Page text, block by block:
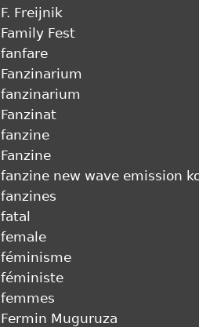
F. Freijnik
Family Fest
fanfare
Fanzinarium
fanzinarium
Fanzinat
fanzine
Fanzine
fanzine new wave emission
fanzines
fatal
female
féminisme
féministe
femmes
Fermin Muguruza